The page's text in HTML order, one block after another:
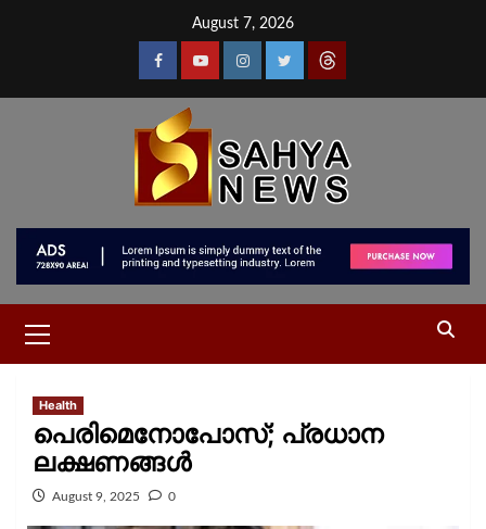
August 7, 2026
Health
പെരിമെനോപോസ്; പ്രധാന
ലക്ഷണങ്ങൾ
August 9, 2025 0